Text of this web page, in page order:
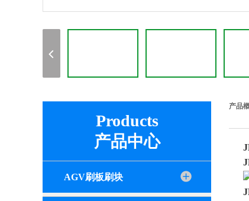
Products
产品中心
AGV刷板刷块
产品